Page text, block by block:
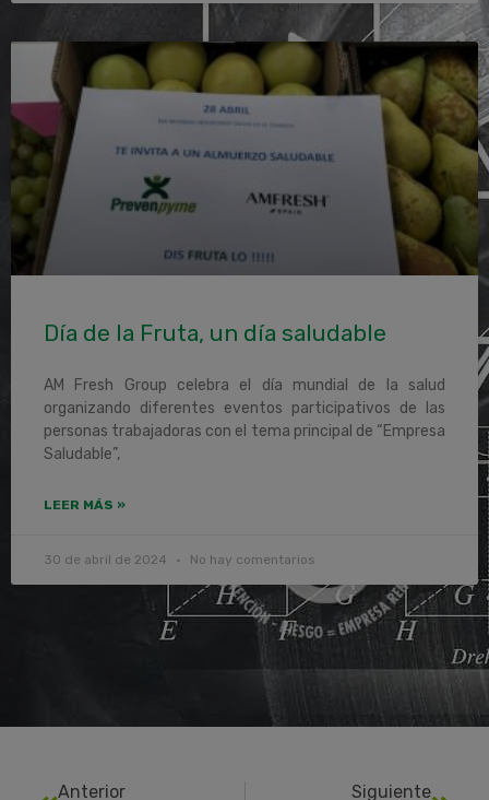
Día de la Fruta, un día saludable
AM Fresh Group celebra el día mundial de la salud
organizando diferentes eventos participativos de las
personas trabajadoras con el tema principal de “Empresa
Saludable”,
LEER MÁS »
30 de abril de 2024 No hay comentarios
Anterior Siguiente